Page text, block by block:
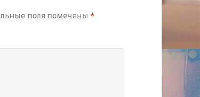
поля помечены*